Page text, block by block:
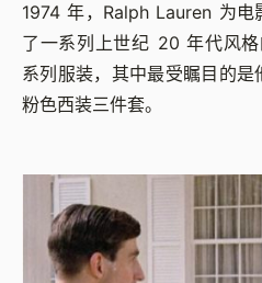
1974 年，Ralph Lauren 为电
了一系列上世纪 20 年代风
系列服装，其中最受瞩目的
粉色西装三件套。